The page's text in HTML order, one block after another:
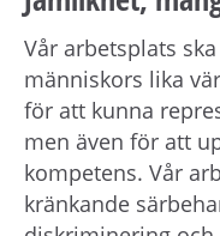
Vår arbetsplats
människors lika
för att kunna
men även för att
kompetens. Vår
kränkande